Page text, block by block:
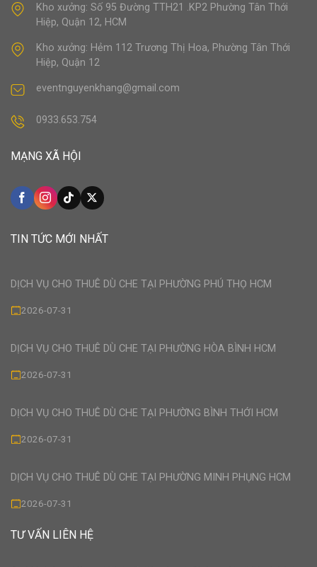
Kho xưởng: Số 95 Đường TTH21 .KP2 Phường Tân Thới
Hiệp, Quận 12, HCM
Kho xưởng: Hẻm 112 Trương Thị Hoa, Phường Tân Thới
Hiệp, Quận 12
eventnguyenkhang@gmail.com
0933.653.754
MẠNG XÃ HỘI
TIN TỨC MỚI NHẤT
DỊCH VỤ CHO THUÊ DÙ CHE TẠI PHƯỜNG PHÚ THỌ HCM
2026-07-31
DỊCH VỤ CHO THUÊ DÙ CHE TẠI PHƯỜNG HÒA BÌNH HCM
2026-07-31
DỊCH VỤ CHO THUÊ DÙ CHE TẠI PHƯỜNG BÌNH THỚI HCM
2026-07-31
DỊCH VỤ CHO THUÊ DÙ CHE TẠI PHƯỜNG MINH PHỤNG HCM
2026-07-31
TƯ VẤN LIÊN HỆ